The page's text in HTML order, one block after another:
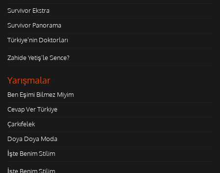
Survivor Ekstra
Survivor Panorama
Türkiye'nin Doktorları
Zahide Yetiş'le Sence?
Yarışmalar
Ben Eşimi Bilmez Miyim
Cevap Ver Türkiye
Çarkıfelek
Doya Doya Moda
İşte Benim Stilim
İşte Benim Stilim